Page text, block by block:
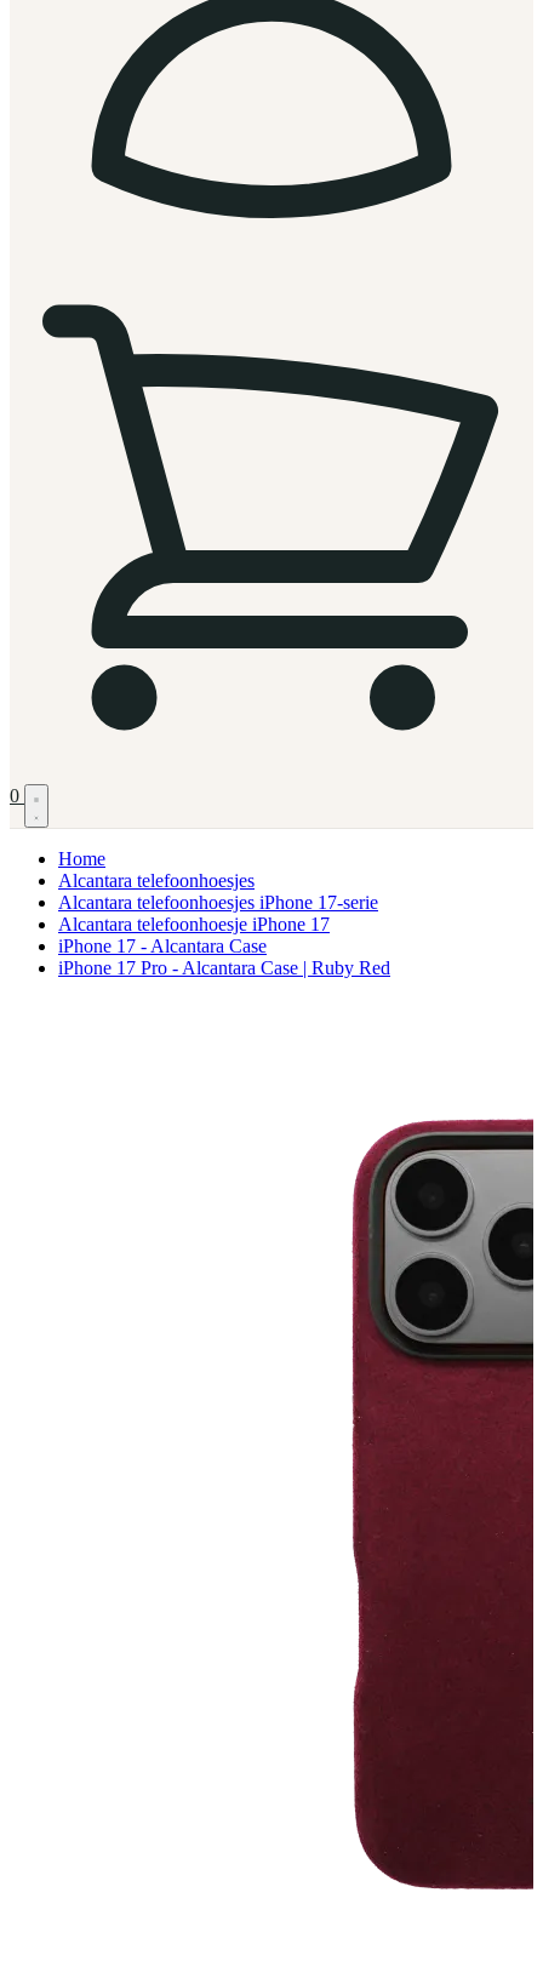
0
Home
Alcantara telefoonhoesjes
Alcantara telefoonhoesjes iPhone 17-serie
Alcantara telefoonhoesje iPhone 17
iPhone 17 - Alcantara Case
iPhone 17 Pro - Alcantara Case | Ruby Red